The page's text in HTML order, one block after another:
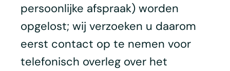
persoonlijke afspraak) worden
opgelost; wij verzoeken u daarom
eerst contact op te nemen voor
telefonisch overleg over het